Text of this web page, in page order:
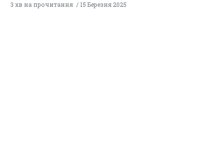
3 хв на прочитання 15 Березня 2025